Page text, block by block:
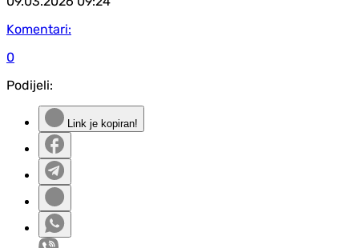
Komentari:
0
Podijeli:
Link je kopiran!